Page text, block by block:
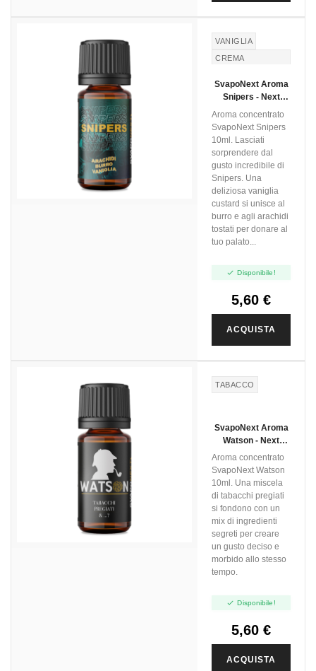
VANIGLIA
CREMA
BURRO DI
ARACHIDI
SvapoNext Aroma
Snipers - Next
Flavour - 10ml
Aroma concentrato
SvapoNext Snipers
10ml. Lasciati
sorprendere dal
gusto incredibile di
Snipers. Una
deliziosa vaniglia
custard si unisce al
burro e agli arachidi
tostati per donare al
tuo palato...
 Disponibile!
5,60 €
ACQUISTA
TABACCO
SvapoNext Aroma
Watson - Next
Flavour - 10ml
Aroma concentrato
SvapoNext Watson
10ml. Una miscela
di tabacchi pregiati
si fondono con un
mix di ingredienti
segreti per creare
un gusto deciso e
morbido allo stesso
tempo.
 Disponibile!
5,60 €
ACQUISTA